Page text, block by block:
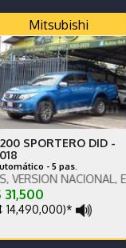
Mitsubishi
SPORTERO DID -
- 5 pas.
31,500
14,490,000)*
Se recibe vehículo de